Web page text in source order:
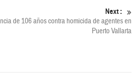
Next :
de 106 años contra homicida de agentes en
Puerto Vallarta